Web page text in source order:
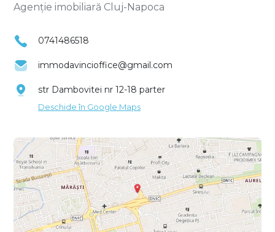
Agenție imobiliară Cluj-Napoca
0741486518
immodavincioffice@gmail.com
str Dambovitei nr 12-18 parter
Deschide în Google Maps